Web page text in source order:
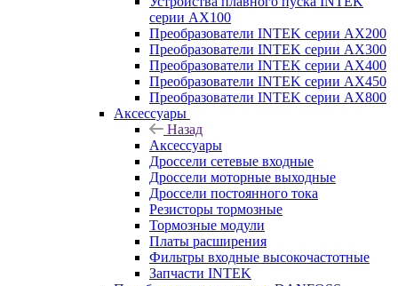
серии AX100
Преобразователи INTEK серии AX200
Преобразователи INTEK серии AX300
Преобразователи INTEK серии AX400
Преобразователи INTEK серии AX450
Преобразователи INTEK серии AX800
Аксессуары
Назад
Аксессуары
Дроссели сетевые входные
Дроссели моторные выходные
Дроссели постоянного тока
Резисторы тормозные
Тормозные модули
Платы расширения
Фильтры входные высокочастотные
Запчасти INTEK